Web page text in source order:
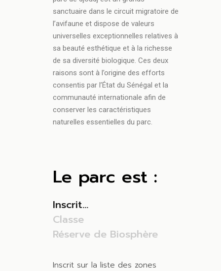
sanctuaire dans le circuit migratoire de
l’avifaune et dispose de valeurs
universelles exceptionnelles relatives à
sa beauté esthétique et à la richesse
de sa diversité biologique. Ces deux
raisons sont à l’origine des efforts
consentis par l’État du Sénégal et la
communauté internationale afin de
conserver les caractéristiques
naturelles essentielles du parc.
Le parc est :
Inscrit...
Classe
Réserve de Biosphère
Inscrit sur la liste des zones